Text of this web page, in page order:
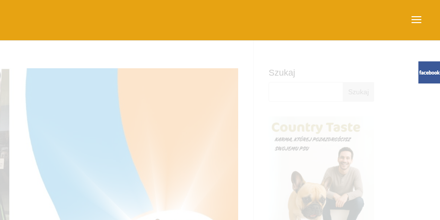
Szukaj